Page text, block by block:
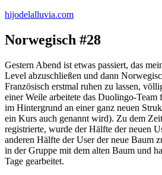
Zum
springen
hijodelalluvia.com
Norwegisch #28
Gestern Abend ist etwas passiert, das
Level abzuschließen und dann
Französisch erstmal ruhen zu lassen,
einer Weile arbeitete das Duolingo-
im Hintergrund an einer ganz neuen
ein Kurs auch genannt wird). Zu dem
registrierte, wurde der Hälfte der neuen
anderen Hälfte der User der neue Baum
in der Gruppe mit dem alten Baum und
Tage gearbeitet.